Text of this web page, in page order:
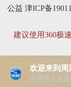
欢迎来到周
追寻伟人足
公益 津ICP备
建议使用360极